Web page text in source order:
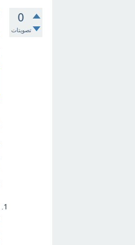
0
تصويتات